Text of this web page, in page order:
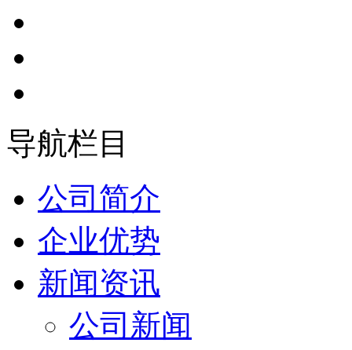
导航栏目
公司简介
企业优势
新闻资讯
公司新闻